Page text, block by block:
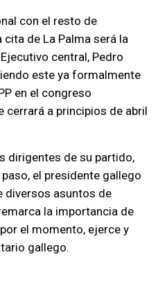
con el resto de
de La Palma será la
central, Pedro
este ya formalmente
en el congreso
cerrará a principios de abril
dirigentes de su partido,
el presidente gallego
diversos asuntos de
la importancia de
el momento, ejerce y
gallego.